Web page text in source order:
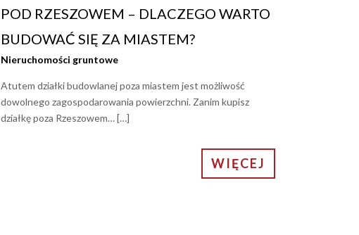
POD RZESZOWEM – DLACZEGO WARTO
BUDOWAĆ SIĘ ZA MIASTEM?
Nieruchomości gruntowe
Atutem działki budowlanej poza miastem jest możliwość
dowolnego zagospodarowania powierzchni. Zanim kupisz
działkę poza Rzeszowem… […]
WIĘCEJ